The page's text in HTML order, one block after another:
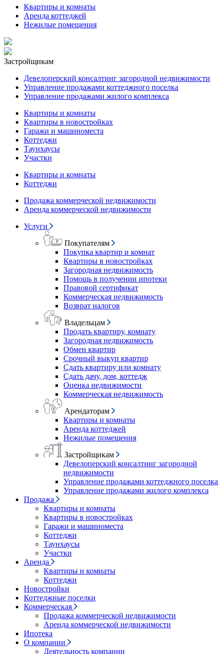
Квартиры и комнаты
Аренда коттеджей
Нежилые помещения
Застройщикам
Девелоперский консалтинг загородной недвижимости
Управление продажами коттеджного поселка
Управление продажами жилого комплекса
Квартиры и комнаты
Квартиры в новостройках
Гаражи и машиноместа
Коттеджи
Таунхаусы
Участки
Квартиры и комнаты
Коттеджи
Продажа коммерческой недвижимости
Аренда коммерческой недвижимости
Услуги
Покупателям
Покупка квартир и комнат
Квартиры в новостройках
Загородная недвижимость
Помощь в получении ипотеки
Правовой сертификат
Коммерческая недвижимость
Возврат налогов
Владельцам
Продать квартиру, комнату
Загородная недвижимость
Обмен квартир
Срочный выкуп квартир
Сдать квартиру или комнату
Сдать дачу, дом, коттедж
Оценка недвижимости
Коммерческая недвижимость
Арендаторам
Квартиры и комнаты
Аренда коттеджей
Нежилые помещения
Застройщикам
Девелоперский консалтинг загородной
недвижимости
Управление продажами коттеджного поселка
Управление продажами жилого комплекса
Продажа
Квартиры и комнаты
Квартиры в новостройках
Гаражи и машиноместа
Коттеджи
Таунхаусы
Участки
Аренда
Квартиры и комнаты
Коттеджи
Новостройки
Коттеджные поселки
Коммерческая
Продажа коммерческой недвижимости
Аренда коммерческой недвижимости
Ипотека
О компании
Деятельность компании